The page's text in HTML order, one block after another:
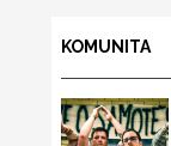
KOMUNITA